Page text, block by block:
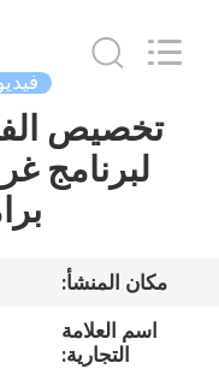
الصفحة
الرئيسية
معلومات
Developedتخصيص
لبرنامج
مكان المنشأ:
اسم العلامة
التجارية: